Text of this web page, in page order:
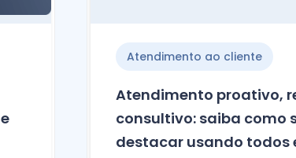
Atendimento ao cliente
Atendimento proativo,
consultivo: saiba como
destacar usando todos